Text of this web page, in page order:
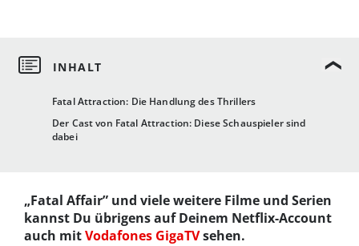
Fatal Attraction: Die Handlung des Thrillers
Der Cast von Fatal Attraction: Diese Schauspieler sind
dabei
„Fatal Affair” und viele weitere Filme und Serien
kannst Du übrigens auf Deinem Netflix-Account
auch mitVodafones GigaTVsehen.